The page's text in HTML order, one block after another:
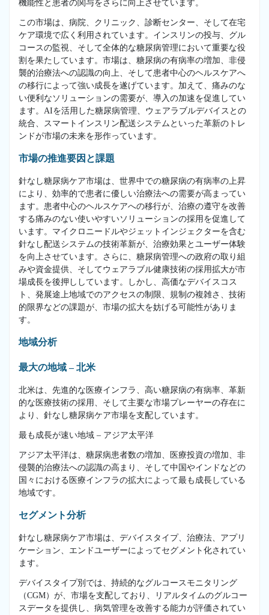
機能性と患者の関与をさらに向上させています。
この市場は、病院、クリニック、診断センター、そして在宅
ケア環境で広く利用されています。インスリンの投与、グル
コースの監視、そして全体的な糖尿病管理において重要な役
割を果たしています。市場は、糖尿病の有病率の増加、非侵
襲的治療法への認識の向上、そして患者中心のヘルスケアへ
の移行によって強い成長を遂げています。加えて、痛みのな
い便利なソリューションの需要が、導入の加速を促進してい
ます。AIを活用した糖尿病管理、ウェアラブルデバイスとの
統合、スマートインスリン配送システムといった革新のトレ
ンドが市場の未来を形作っています。
市場の推進要因と課題
針なし糖尿病ケア市場は、世界中での糖尿病の有病率の上昇
により、効率的で患者に優しい治療法への需要が高まってい
ます。患者中心のヘルスケアへの移行が、治療の遵守を改善
する痛みのない使いやすいソリューションの採用を促進して
います。マイクロニードルやジェットインジェクターを含む
針なし配送システムの技術革新が、治療効果とユーザー体験
を向上させています。さらに、糖尿病管理への政府の取り組
みや資金提供、そしてウェアラブル健康技術の採用拡大が市
場成長を後押ししています。しかし、高価なデバイスコス
ト、発展途上地域でのアクセスの制限、規制の複雑さ、技術
的限界などの課題が、市場の拡大を妨げる可能性がありま
す。
地域分析
最大の地域 – 北米
北米は、先進的な医療インフラ、高い糖尿病の有病率、革新
的な医療技術の採用、そして主要な市場プレーヤーの存在に
より、針なし糖尿病ケア市場を支配しています。
最も成長が速い地域 – アジア太平洋
アジア太平洋は、糖尿病患者数の増加、医療投資の増加、非
侵襲的治療法への認識の高まり、そして中国やインドなどの
国々における医療インフラの拡大によって最も成長している
地域です。
セグメント分析
針なし糖尿病ケア市場は、デバイスタイプ、治療法、アプリ
ケーション、エンドユーザーによってセグメント化されてい
ます。
デバイスタイプ別では、持続的なグルコースモニタリング
（CGM）が、市場を支配しており、リアルタイムのグルコー
スデータを提供し、病気管理を改善する能力が評価されてい